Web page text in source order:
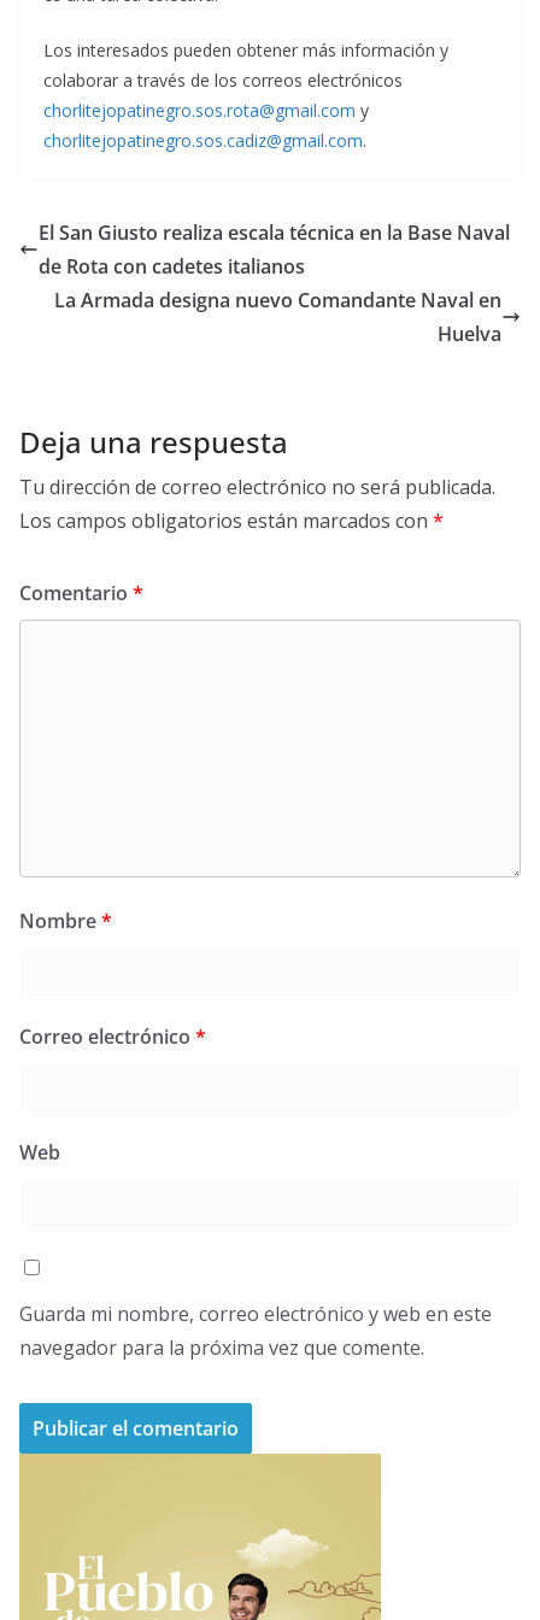
Los interesados pueden obtener más información y
colaborar a través de los correos electrónicos
chorlitejopatinegro.sos.rota@gmail.com y
chorlitejopatinegro.sos.cadiz@gmail.com.
El San Giusto realiza escala técnica en la Base Naval
de Rota con cadetes italianos
La Armada designa nuevo Comandante Naval en
Huelva
Deja una respuesta
Tu dirección de correo electrónico no será publicada.
Los campos obligatorios están marcados con *
Comentario *
Nombre*
Correo electrónico *
Web
Guarda mi nombre, correo electrónico y web en este
navegador para la próxima vez que comente.